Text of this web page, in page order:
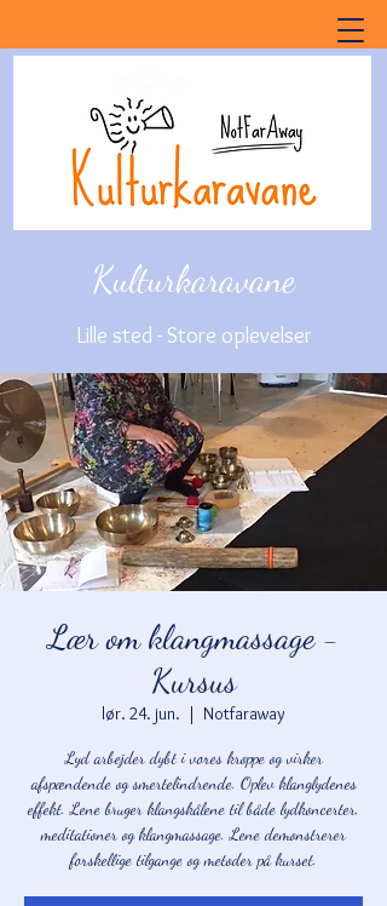
Kulturkaravane
Lille sted - Store oplevelser
Lær om klangmassage -
Kursus
lør. 24. jun.
  |
Notfaraway
Lyd arbejder dybt i vores kroppe og virker
afspændende og smertelindrende. Oplev klanglydenes
effekt. Lene bruger klangskålene til både lydkoncerter,
meditationer og klangmassage. Lene demonstrerer
forskellige tilgange og metoder på kurset.